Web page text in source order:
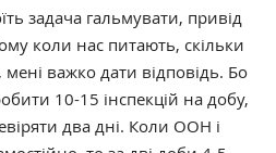
задача гальмувати, привід
коли нас питають, скільки
мені важко дати відповідь. Бо
10-15 інспекцій на добу,
два дні. Коли ООН і